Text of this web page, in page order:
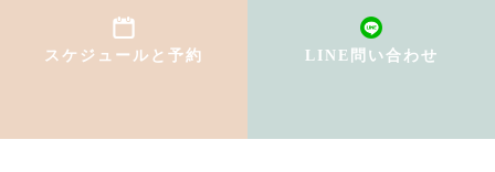
スケジュールと予約 LINE問い合わせ
初めての方へ